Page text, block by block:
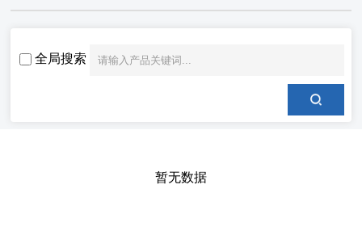
全局搜索
暂无数据